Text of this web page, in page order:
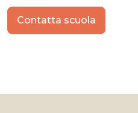
Contatta scuola